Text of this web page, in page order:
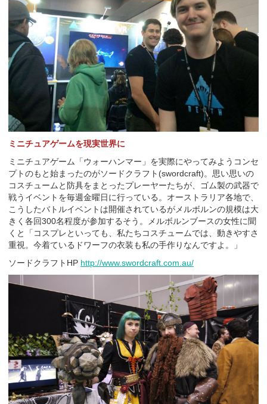
ミニチュアゲームを現実世界に
ミニチュアゲーム「ウォーハンマー」を実際にやってみようコンセ
プトのもと始まったのがソードクラフト(swordcraft)。思い思いの
コスチュームと防具をまとったプレーヤーたちが、ゴム製の武器で
戦うイベントを毎週金曜日に行っている。オーストラリア各地で、
こうしたバトルイベントは開催されているがメルボルンの規模は大
きく各回300名程度が参加するそう。メルボルンブースの女性に聞
くと「コスプレといっても、私たちコスチュームでは、動きやすさ
重視。今着ているドワーフの衣装も私の手作りなんですよ。」
ソードクラフトHP http://www.swordcraft.com.au/